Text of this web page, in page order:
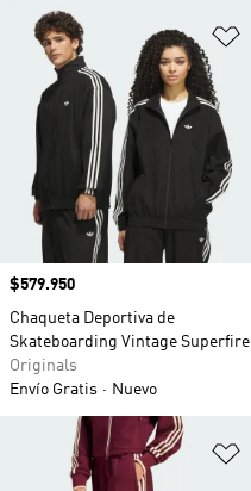
Precio
$579.950
Chaqueta Deportiva de
Skateboarding Vintage Superfire
Originals
Envío Gratis
Nuevo